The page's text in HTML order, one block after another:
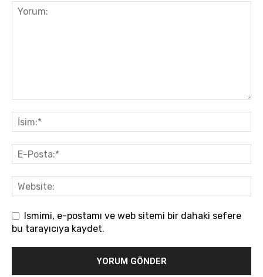
Ismimi, e-postamı ve web sitemi bir dahaki sefere
bu tarayıcıya kaydet.